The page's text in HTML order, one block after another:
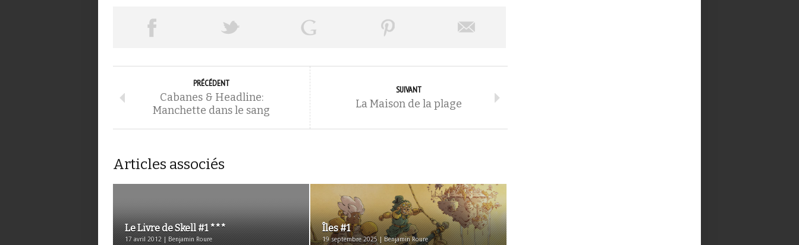
PRÉCÉDENT
Cabanes & Headline:
Manchette dans le sang
SUIVANT
La Maison de la plage
Articles associés
Le Livre de Skell #1 ***
17 avril 2012 | Benjamin Roure
Îles #1
19 septembre 2025 | Benjamin Roure